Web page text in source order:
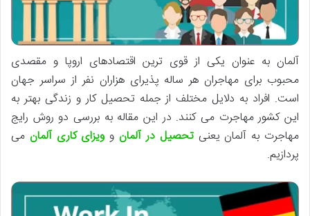
آلمان به عنوان یکی از قوی ترین اقتصادهای اروپا و مقصدی
محبوب برای مهاجران هر ساله پذیرای هزاران نفر از سراسر جهان
است. افراد به دلایل مختلف از جمله تحصیل کار و زندگی بهتر به
این کشور مهاجرت می کنند. در این مقاله به بررسی دو روش رایج
مهاجرت به آلمان یعنیتحصیل در آلمانوویزای کاری آلمان می
پردازیم.